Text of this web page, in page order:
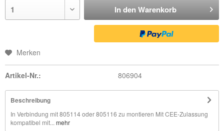
In den Warenkorb
Merken
Artikel-Nr.: 806904
Beschreibung
In Verbindung mit 805114 oder 805116 zu montieren Mit CEE-Zulassung
kompatibel mit... mehr